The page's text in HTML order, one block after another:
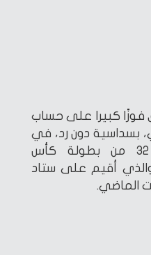
فوزًا كبيرا على حساب
بسداسية دون رد، في
ذهاب لقاءات دور الـ 32 من بطولة كأس
والذي أقيم على ستاد
الماضي.